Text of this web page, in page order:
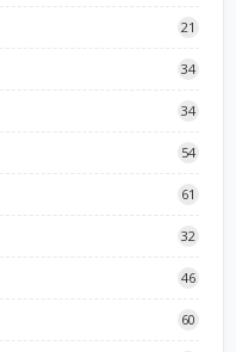
21
34
34
54
61
32
46
60